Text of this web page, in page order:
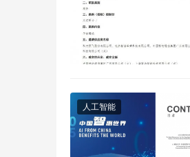
人工智能